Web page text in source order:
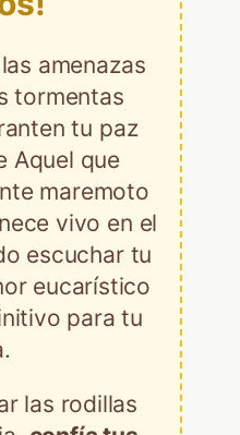
amenazas
tormentas
tu paz
Aquel que
maremoto
vivo en el
escuchar tu
eucarístico
para tu
las rodillas